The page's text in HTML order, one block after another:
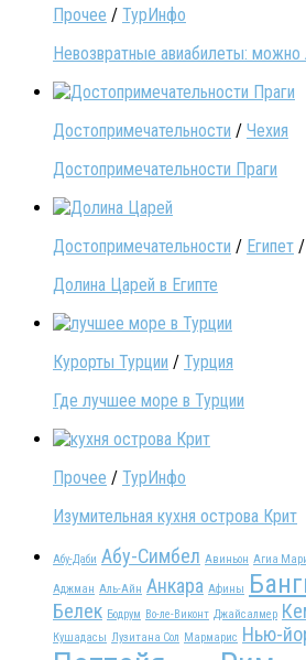
Прочее / ТурИнфо
Невозвратные авиабилеты: можно
Достопримечательности / Чехия
Достопримечательности Праги
Достопримечательности / Египет /
Долина Царей в Египте
Курорты Турции / Турция
Где лучшее море в Турции
Прочее / ТурИнфо
Изумительная кухня острова Крит
Абу-Даби Абу-Симбел Авиньон Агиа
Аджман Аль-Айн Анкара Афины
Белек Бодрум Во-ле-Виконт Джайсалмер
Кушадасы Лузитана Сол Мармарис Нью-